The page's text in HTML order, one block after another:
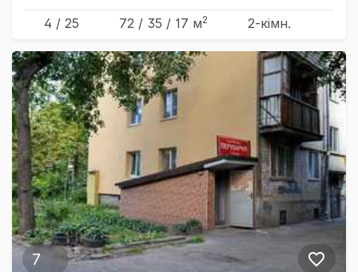
4 / 25 72 / 35 / 17 м2 2-кімн.
7